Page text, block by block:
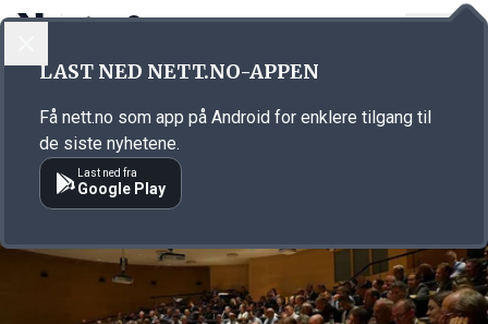
Annonsørinnhold
LAST NED NETT.NO-APPEN
Få nett.no som app på Android for enklere tilgang til
de siste nyhetene.
Last ned fra
Google Play